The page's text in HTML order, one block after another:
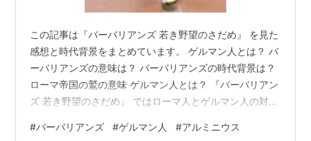
この記事は『バーバリアンズ 若き野望のさだめ』 を見た
感想と時代背景をまとめています。 ゲルマン人とは？ バ
ーバリアンズの意味は？ バーバリアンズの時代背景は？
ローマ帝国の鷲の意味 ゲルマン人とは？ 『バーバリアン
ズ 若き野望のさだめ』 ではローマ人とゲルマン人の対立
った身体的特徴を持ち、言語はインド＝ヨーロッパ語族
#バーバリアンズ #ゲルマン人 #アルミニウス